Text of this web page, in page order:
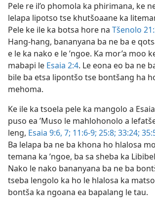
Pele re il’o phomola ka phirimana, ke
lelapa lipotso tse khutšoaane ka
Pele ke ile ka botsa hore na Tšenolo
Hang-hang, bananyana ba ne ba e
e le ka nako e le ’ngoe. Ka mor’a moo
mabapi le Esaia 2:4. Le eona eo ba ne
bile ba etsa lipontšo tse bontšang ha
mehoma.
Ke ile ka tsoela pele ka mangolo a
puso ea ’Muso le mahlohonolo a
leng, Esaia 9:6, 7; 11:6-9; 25:8; 33:24;
Ba lelapa ba ne ba khona ho hlalosa
temana ka ’ngoe, ba sa sheba ka
Nako le nako bananyana ba ne ba
tseba lengolo ka ho le hlalosa ka
bontša ka ngoana ea bapalang le tau.